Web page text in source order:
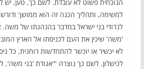
הנוכחית פשוט לא עובדת. לשם כך, טען, יש
למשימה, ותהליך הכנה זה הוא ממושך
לנדודי בני ישראל במדבר בהנהגתו של משה.
'משה' שיכין את העם לכניסתו אל הארץ
לא יכשיר או יוכשר להתחדשות רוחנית, כל
לכישלון, לשם כך נוצרה "'אגודת 'בני משה',